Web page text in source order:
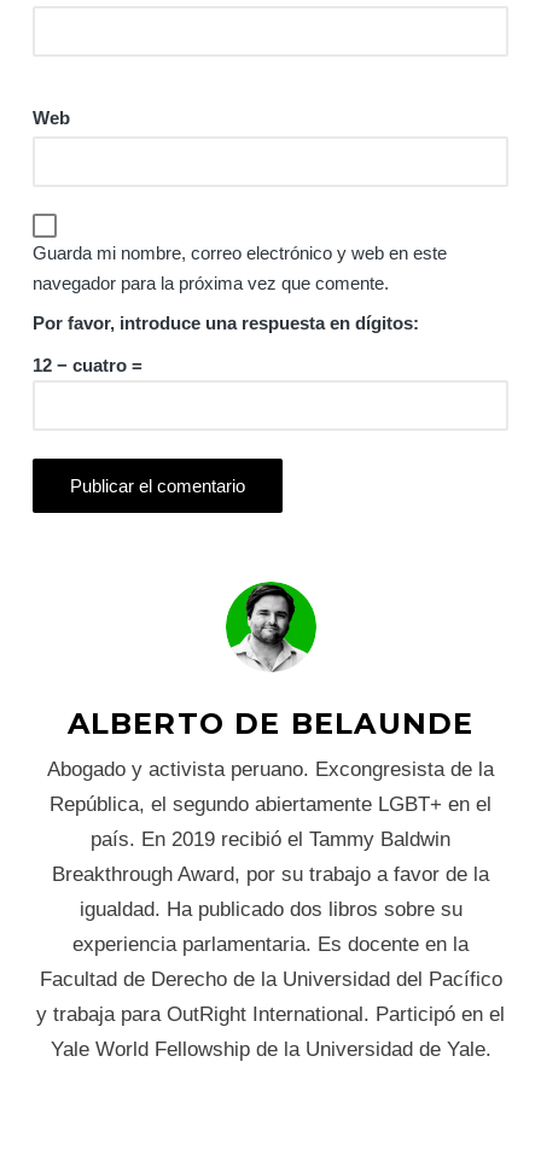
Web
Guarda mi nombre, correo electrónico y web en este
navegador para la próxima vez que comente.
Por favor, introduce una respuesta en dígitos:
12 − cuatro =
ALBERTO DE BELAUNDE
Abogado y activista peruano. Excongresista de la
República, el segundo abiertamente LGBT+ en el
país. En 2019 recibió el Tammy Baldwin
Breakthrough Award, por su trabajo a favor de la
igualdad. Ha publicado dos libros sobre su
experiencia parlamentaria. Es docente en la
Facultad de Derecho de la Universidad del Pacífico
y trabaja para OutRight International. Participó en el
Yale World Fellowship de la Universidad de Yale.